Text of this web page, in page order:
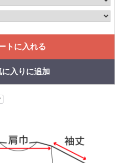
トに入れる
に入りに追加